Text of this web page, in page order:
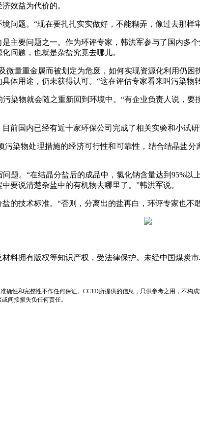
效益为代价的。
题。“现在要扎扎实实做好，不能糊弄，像过去那样
要问题之一。作为环评专家，韩洪军参与了国内多
问题，也就是杂盐究竟去哪儿。
量重金属而被划定为危废，如何实现资源化利用仍困
体用途，仍未获得认可。“这在评估专家看来叫污染物
物就会随之重新回到环境中。“有企业负责人说，要
国内已经有近十家环保公司完成了相关实验和小试研
物处理措施的经济可行性和可靠性，结合结晶盐分
。“在结晶分盐后的成品中，氯化钠含量达到95%以
要说清楚杂盐中的有机物去哪里了。”韩洪军说。
技术标准。“否则，分离出的盐再白，环评专家也不
料拥有版权等知识产权，受法律保护。未经中国煤炭
确性和完整性不作任何保证。CCTD所提供的信息，只供参考之用，不
间接损失负任何责任。